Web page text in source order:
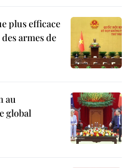
plus efficace
armes de
au
global